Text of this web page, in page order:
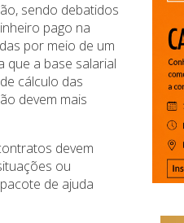
sendo debatidos
pago na
por meio de um
que a base salarial
cálculo das
devem mais
devem
ou
de ajuda